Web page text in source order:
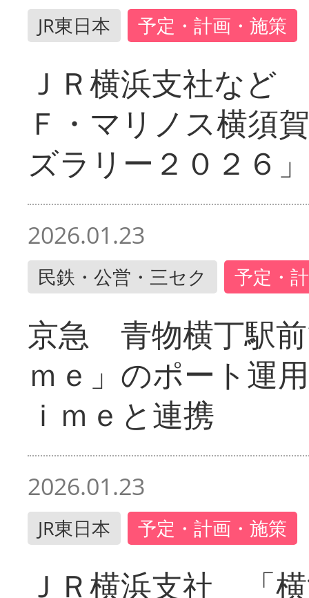
JR東日本 予定・計画・施策
ＪＲ横浜支社など
Ｆ・マリノス横須
ズラリー２０２６」
2026.01.23
民鉄・公営・三セク 予定・
京急 青物横丁駅
ｍｅ」のポート運
ｉｍｅと連携
2026.01.23
JR東日本 予定・計画・施策
ＪＲ横浜支社 「